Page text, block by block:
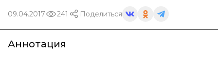
09.04.2017 241 Поделиться
Аннотация